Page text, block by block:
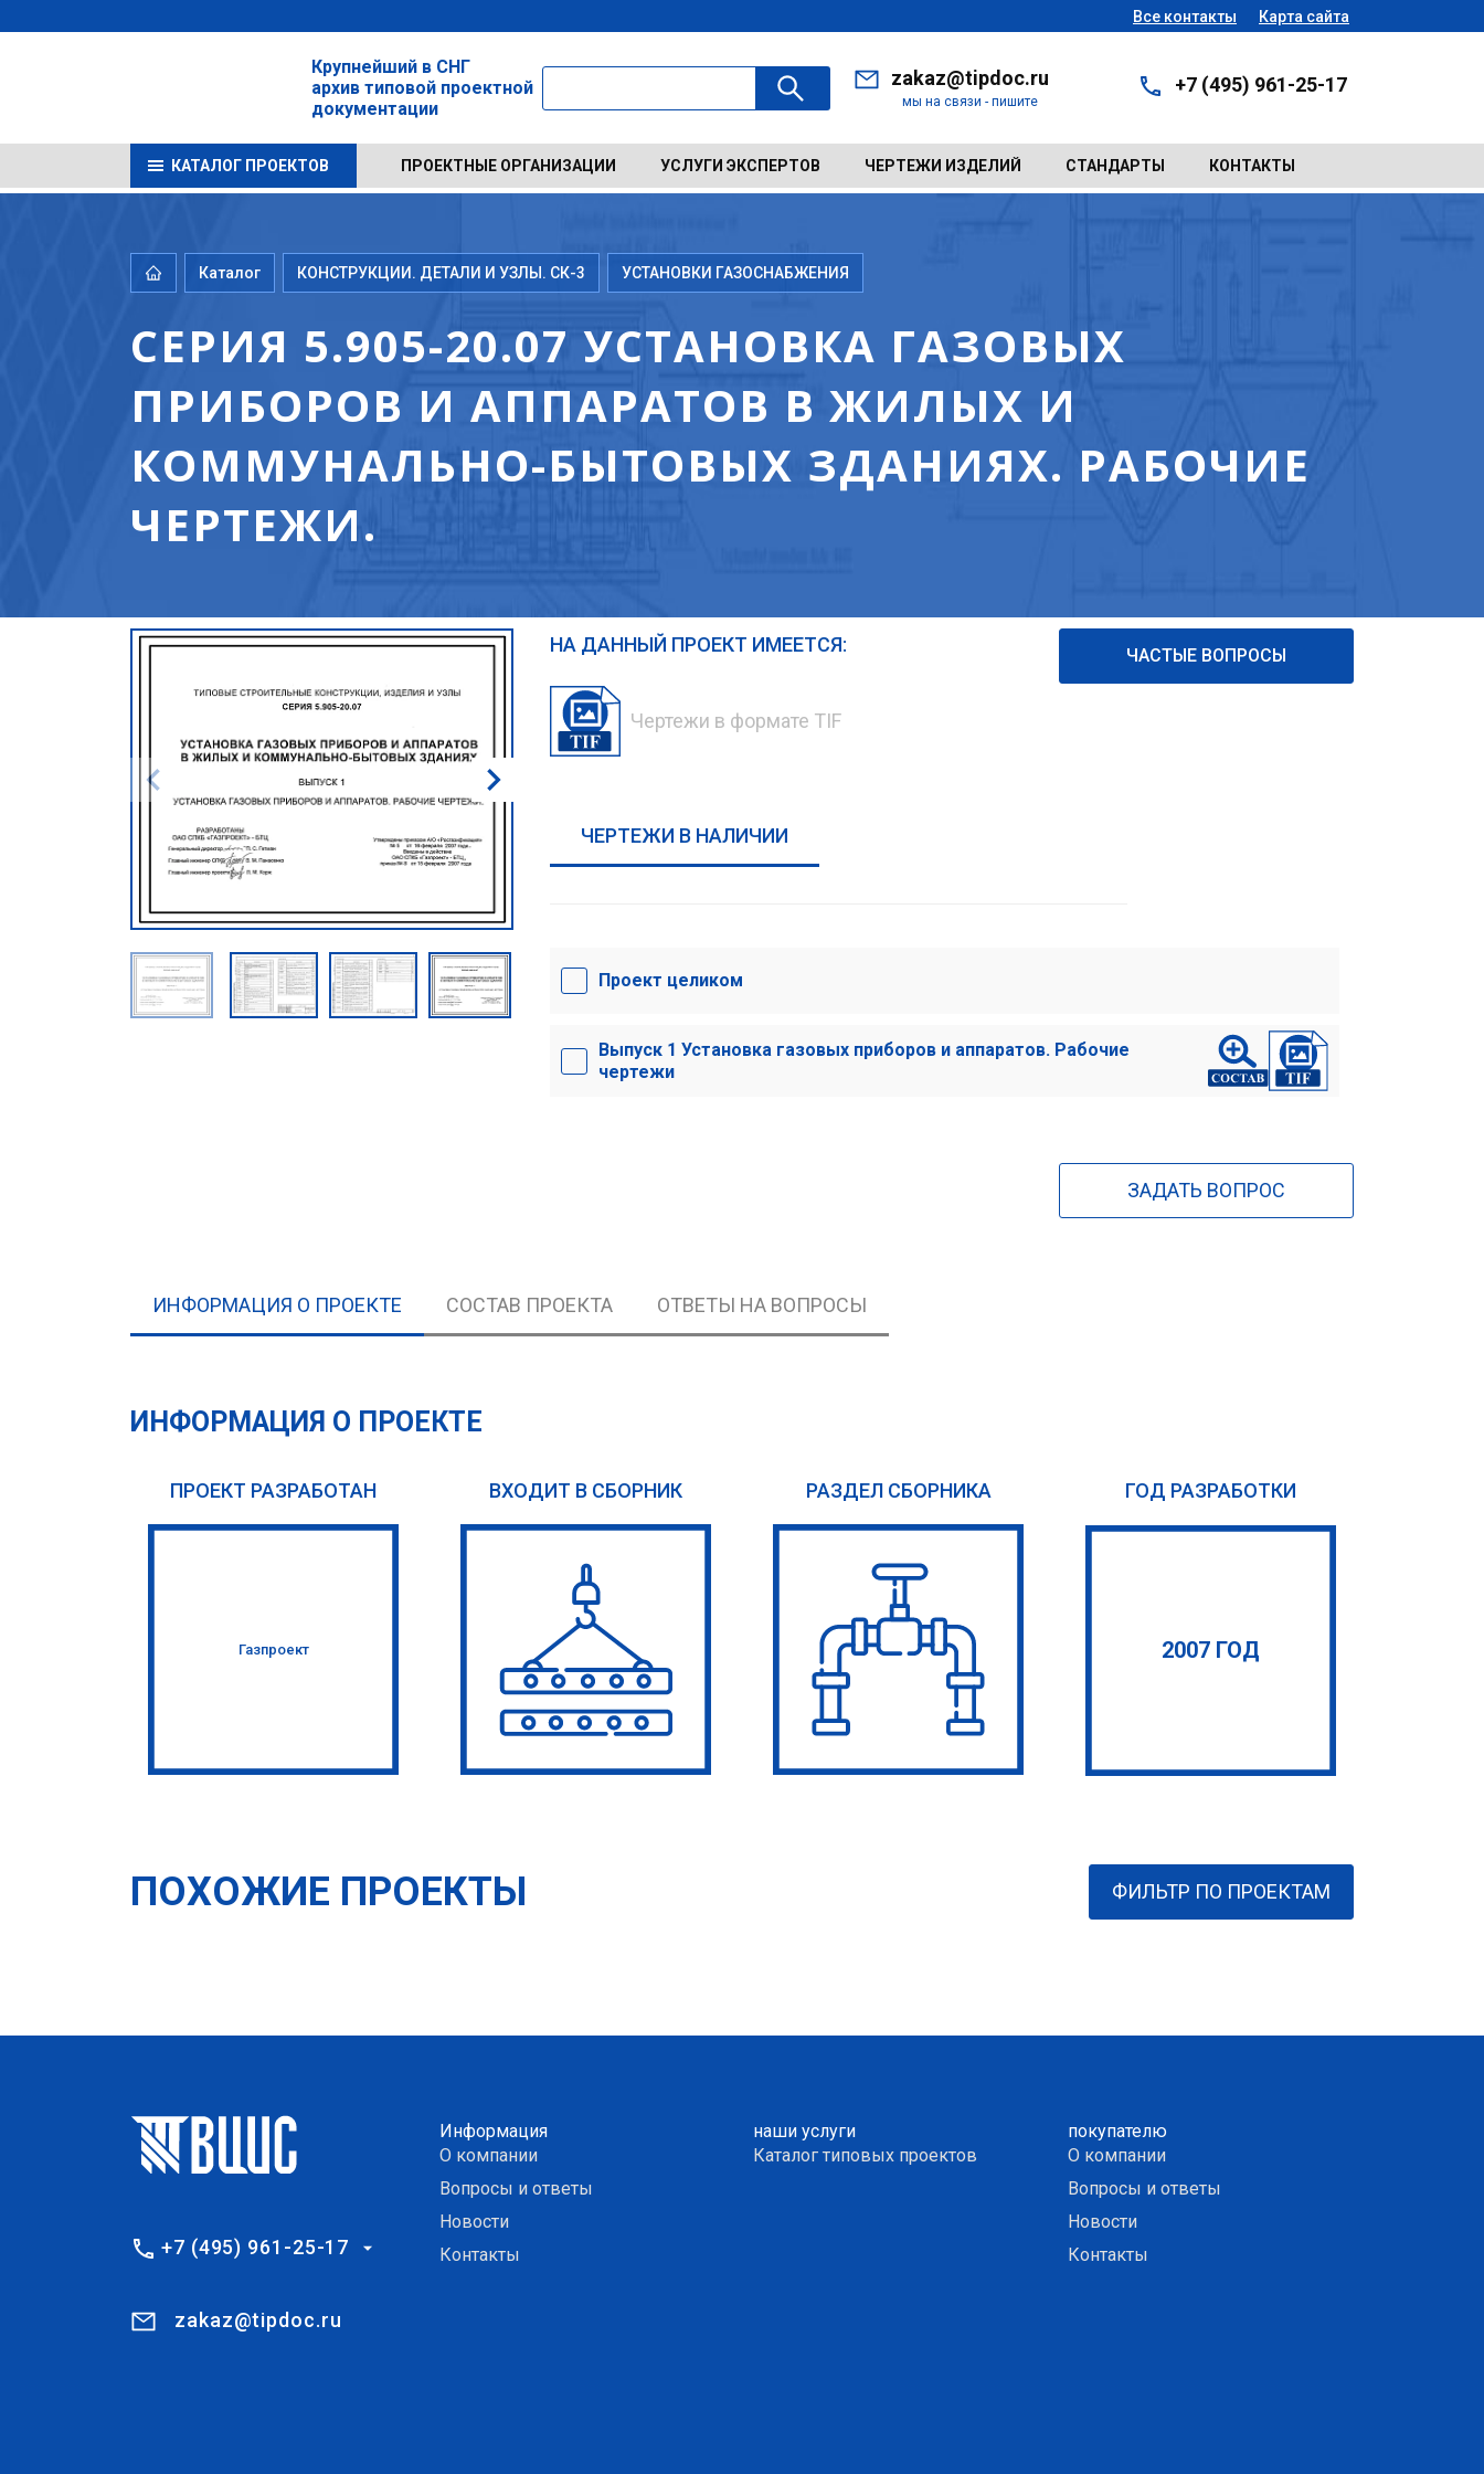
Все контакты Карта сайта
Крупнейший в СНГ
архив типовой проектной
документации
zakaz@tipdoc.ru
мы на связи - пишите
+7 (495) 961-25-17
КАТАЛОГ ПРОЕКТОВ ПРОЕКТНЫЕ ОРГАНИЗАЦИИ УСЛУГИ ЭКСПЕРТОВ ЧЕРТЕЖИ ИЗДЕЛИЙ СТАНДАРТЫ КОНТАКТЫ
Каталог КОНСТРУКЦИИ. ДЕТАЛИ И УЗЛЫ. СК-3 УСТАНОВКИ ГАЗОСНАБЖЕНИЯ
СЕРИЯ 5.905-20.07 УСТАНОВКА ГАЗОВЫХ
ПРИБОРОВ И АППАРАТОВ В ЖИЛЫХ И
КОММУНАЛЬНО-БЫТОВЫХ ЗДАНИЯХ. РАБОЧИЕ
ЧЕРТЕЖИ.
НА ДАННЫЙ ПРОЕКТ ИМЕЕТСЯ:
Чертежи в формате TIF
ЧАСТЫЕ ВОПРОСЫ
ЧЕРТЕЖИ В НАЛИЧИИ
Проект целиком
Выпуск 1 Установка газовых приборов и аппаратов. Рабочие
чертежи
ЗАДАТЬ ВОПРОС
ИНФОРМАЦИЯ О ПРОЕКТЕ СОСТАВ ПРОЕКТА ОТВЕТЫ НА ВОПРОСЫ
ИНФОРМАЦИЯ О ПРОЕКТЕ
ПРОЕКТ РАЗРАБОТАН
Газпроект
ВХОДИТ В СБОРНИК РАЗДЕЛ СБОРНИКА ГОД РАЗРАБОТКИ
2007 ГОД
ПОХОЖИЕ ПРОЕКТЫ ФИЛЬТР ПО ПРОЕКТАМ
+7 (495) 961-25-17
zakaz@tipdoc.ru
Информация
О компании
Вопросы и ответы
Новости
Контакты
наши услуги
Каталог типовых проектов
покупателю
О компании
Вопросы и ответы
Новости
Контакты